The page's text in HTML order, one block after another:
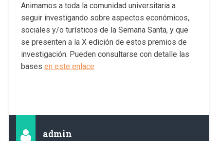
Animamos a toda la comunidad universitaria a
seguir investigando sobre aspectos económicos,
sociales y/o turísticos de la Semana Santa, y que
se presenten a la X edición de estos premios de
investigación. Pueden consultarse con detalle las
bases en este enlace
admin